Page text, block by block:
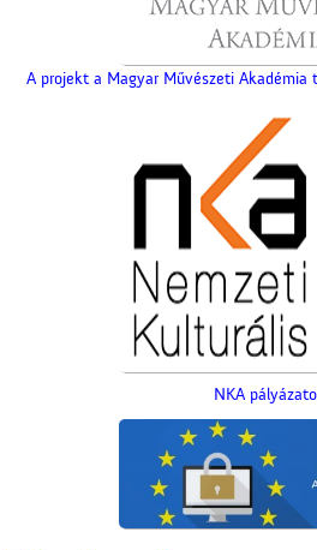
A projekt a Magyar Művészeti Akadémia
NKA